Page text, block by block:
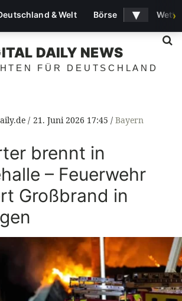
DAILY NEWS
FÜR DEUTSCHLAND
21. Juni 2026 17:45
Bayern
brennt in
– Feuerwehr
Großbrand in
& Welt Börse ▾ ›